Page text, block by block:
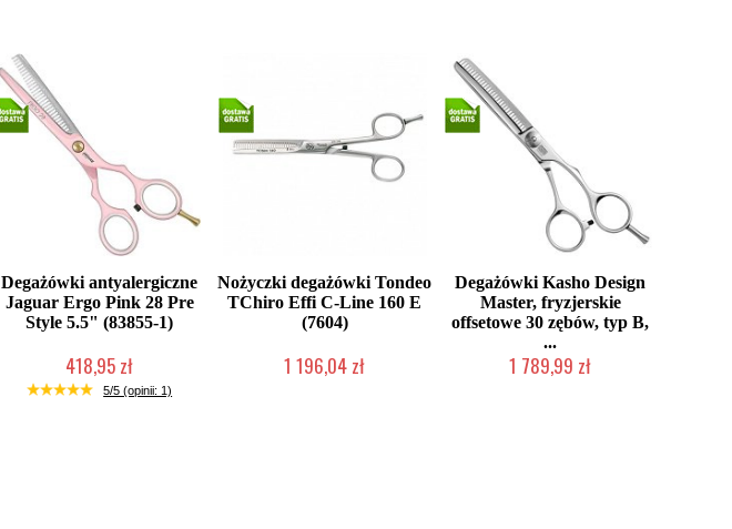
Degażówki antyalergiczne
Jaguar Ergo Pink 28 Pre
Style 5.5" (83855-1)
418,95 zł
Produkt wycofany
5/5 (opinii: 1)
Nożyczki degażówki Tondeo
TChiro Effi C-Line 160 E
(7604)
1 196,04 zł
Degażówki Kasho Design
Master, fryzjerskie
offsetowe 30 zębów, typ B,
...
1 789,99 zł